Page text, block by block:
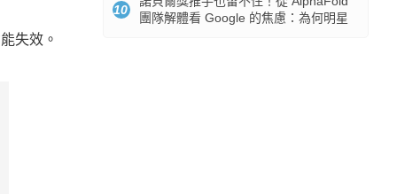
失效。
10
團隊解體看 Google 的焦慮：為何明星